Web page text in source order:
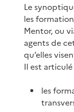
Le
les
Mentor, ou
agents de
qu’elles
Il est
les